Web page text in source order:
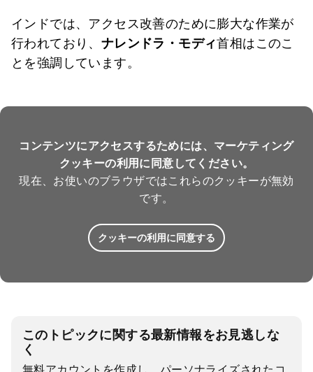
インドでは、アクセス改善のために膨大な作業が
行われており、 ナレンドラ・モディ首相はこのこ
とを強調しています。
コンテンツにアクセスするためには、マーケティング
クッキーの利用に同意してください。
現在、お使いのブラウザではこれらのクッキーが無効
です。
クッキーの利用に同意する
このトピックに関する最新情報をお見逃しな
く